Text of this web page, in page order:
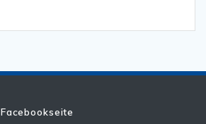
Facebookseite